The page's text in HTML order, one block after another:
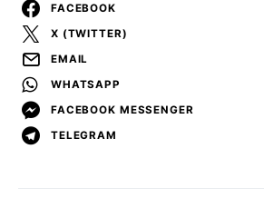
FACEBOOK
X (TWITTER)
EMAIL
WHATSAPP
FACEBOOK MESSENGER
TELEGRAM